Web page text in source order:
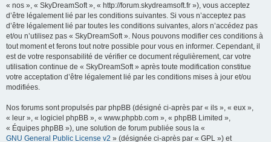
« nos », « SkyDreamSoft », « http://forum.skydreamsoft.fr »), vous acceptez
d’être légalement lié par les conditions suivantes. Si vous n’acceptez pas
d’être légalement lié par toutes les conditions suivantes, alors n’accédez pas
et/ou n’utilisez pas « SkyDreamSoft ». Nous pouvons modifier ces conditions à
tout moment et ferons tout notre possible pour vous en informer. Cependant, il
est de votre responsabilité de vérifier ce document régulièrement, car votre
utilisation continue de « SkyDreamSoft » après toute modification constitue
votre acceptation d’être légalement lié par les conditions mises à jour et/ou
modifiées.
Nos forums sont propulsés par phpBB (désigné ci-après par « ils », « eux »,
« leur », « logiciel phpBB », « www.phpbb.com », « phpBB Limited »,
« Équipes phpBB »), une solution de forum publiée sous la «
GNU General Public License v2 » (désignée ci-après par « GPL ») et